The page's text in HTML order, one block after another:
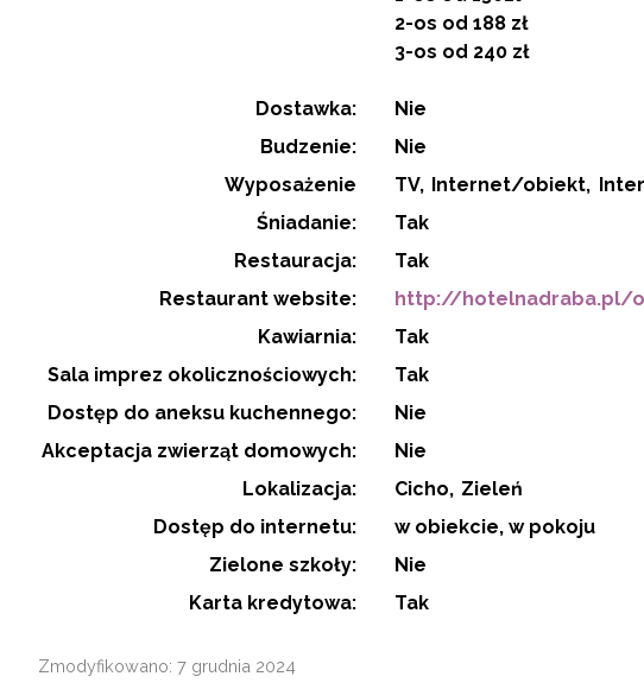
2-os od 188 zł
3-os od 240 zł
Dostawka:
Nie
Budzenie:
Nie
Wyposażenie
TV Internet/obiekt
Śniadanie:
Tak
Restauracja:
Tak
Restaurant website:
http://hotelnadraba.pl/
Kawiarnia:
Tak
Sala imprez okolicznościowych:
Tak
Dostęp do aneksu kuchennego:
Nie
Akceptacja zwierząt domowych:
Nie
Lokalizacja:
Cicho
Zieleń
Dostęp do internetu:
w obiekcie, w pokoju
Zielone szkoły:
Nie
Karta kredytowa:
Tak
Zmodyfikowano: 7 grudnia 2024